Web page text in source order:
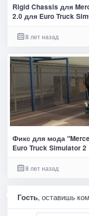
Rigid Chassis для
2.0 для Euro Truck
8 лет назад
Фикс для мода
Euro Truck Simulator 2
8 лет назад
Гость, оставишь